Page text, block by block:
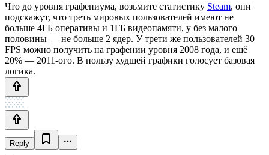
Что до уровня графениума, возьмите статистику Steam, они
подскажут, что треть мировых пользователей имеют не
больше 4ГБ оперативы и 1ГБ видеопамяти, у без малого
половины — не больше 2 ядер. У трети же пользователей 30
FPS можно получить на графении уровня 2008 года, и ещё
20% — 2011-ого. В пользу худшей графики голосует базовая
логика.
Reply